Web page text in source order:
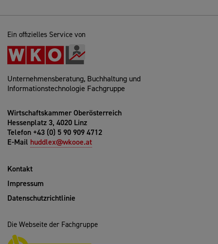
Ein offizielles Service von
Unternehmensberatung, Buchhaltung und
Informationstechnologie Fachgruppe
Wirtschaftskammer Oberösterreich
Hessenplatz 3, 4020 Linz
Telefon +43 (0) 5 90 909 4712
E-Mail huddlex@wkooe.at
Kontakt
Impressum
Datenschutzrichtlinie
Die Webseite der Fachgruppe